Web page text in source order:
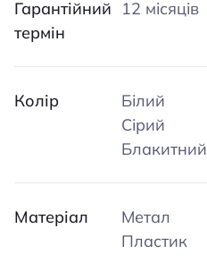
Гарантійний
термін
12 місяців
Колір
Білий
Сірий
Блакитний
Матеріал
Метал
Пластик